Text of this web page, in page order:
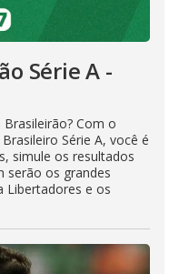
Série A -
Com o
Série A, você é
simule os resultados
serão os grandes
Libertadores e os